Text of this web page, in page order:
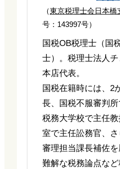
（東京税理士会日本橋
号：143997号）
国税OB税理士（国
士）。税理士法人
本店代表。
国税在籍時には、2
長、国税不服審判所
税務大学校で主任
室で主任訟務官、
審理担当課長補佐を
難解な税務論点など